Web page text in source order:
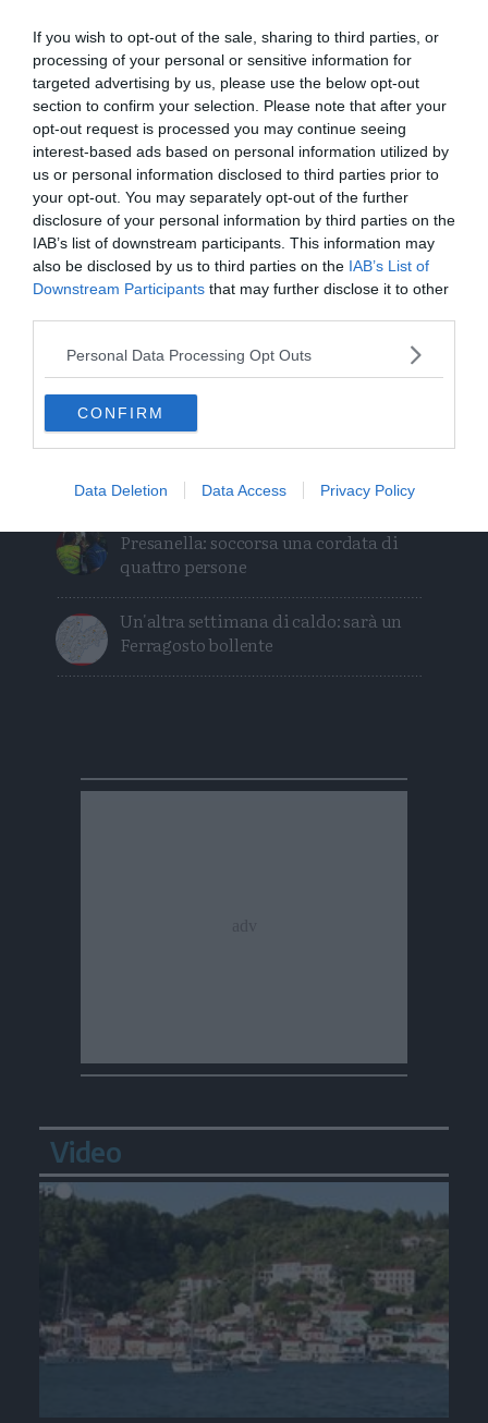
If you wish to opt-out of the sale, sharing to third parties, or
processing of your personal or sensitive information for
targeted advertising by us, please use the below opt-out
section to confirm your selection. Please note that after your
opt-out request is processed you may continue seeing
interest-based ads based on personal information utilized by
us or personal information disclosed to third parties prior to
your opt-out. You may separately opt-out of the further
disclosure of your personal information by third parties on the
IAB’s list of downstream participants. This information may
also be disclosed by us to third parties on the IAB’s List of
Downstream Participants that may further disclose it to other
Personal Data Processing Opt Outs
CONFIRM
Data Deletion Data Access Privacy Policy
articolo
su
Whatsapp
articolo
su
Telegram
I più letti
Albiano, nasce la nuova Pro Loco: è la
14ª affiliata in Trentino nel 2026
Dolomiti, ancora grandi frane sul
monte Pelmo
Le Aquile di San Martino e Primiero
animano il Ferragosto
Val d'Ultimo, tragedia della montagna:
Presanella: soccorsa una cordata di
quattro persone
Un'altra settimana di caldo: sarà un
Ferragosto bollente
Video